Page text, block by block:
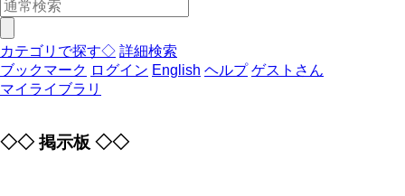
カテゴリで探す◇ 詳細検索
ブックマーク ログイン English ヘルプ ゲストさん
マイライブラリ
◇◇ 掲示板 ◇◇